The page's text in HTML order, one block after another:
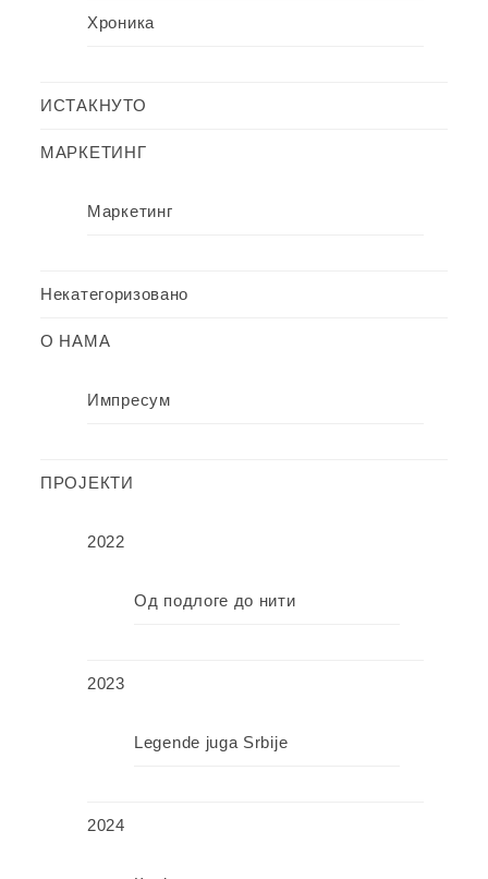
Хроника
ИСТАКНУТО
МАРКЕТИНГ
Маркетинг
Некатегоризовано
О НАМА
Импресум
ПРОЈЕКТИ
2022
Од подлоге до нити
2023
Legende juga Srbije
2024